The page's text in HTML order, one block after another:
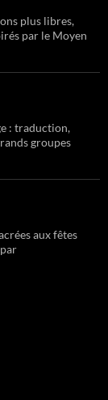
plus libres,
par le Moyen
: traduction,
groupes
aux fêtes